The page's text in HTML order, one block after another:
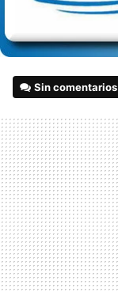
Sin comentarios